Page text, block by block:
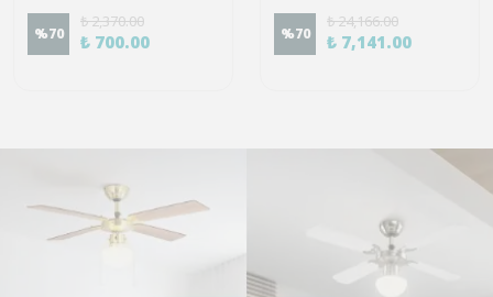
%70
₺ 2,370.00
₺ 700.00 %70
₺ 24,166.00
₺ 7,141.00